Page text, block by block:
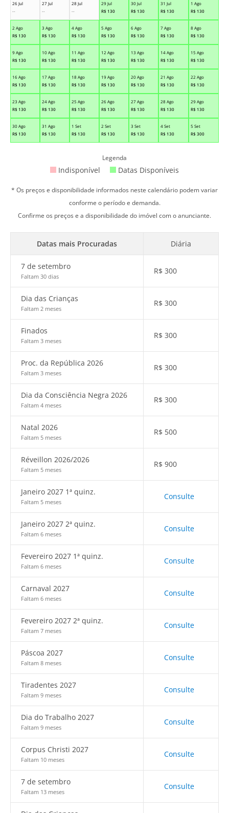
26 Jul
--
27 Jul
--
28 Jul
--
29 Jul
R$ 130
30 Jul
R$ 130
31 Jul
R$ 130
1 Ago
R$ 130
2 Ago
R$ 130
3 Ago
R$ 130
4 Ago
R$ 130
5 Ago
R$ 130
6 Ago
R$ 130
7 Ago
R$ 130
8 Ago
R$ 130
9 Ago
R$ 130
10 Ago
R$ 130
11 Ago
R$ 130
12 Ago
R$ 130
13 Ago
R$ 130
14 Ago
R$ 130
15 Ago
R$ 130
16 Ago
R$ 130
17 Ago
R$ 130
18 Ago
R$ 130
19 Ago
R$ 130
20 Ago
R$ 130
21 Ago
R$ 130
22 Ago
R$ 130
23 Ago
R$ 130
24 Ago
R$ 130
25 Ago
R$ 130
26 Ago
R$ 130
27 Ago
R$ 130
28 Ago
R$ 130
29 Ago
R$ 130
30 Ago
R$ 130
31 Ago
R$ 130
1 Set
R$ 130
2 Set
R$ 130
3 Set
R$ 130
4 Set
R$ 130
5 Set
R$ 300
Legenda
Indisponível Datas Disponíveis
* Os preços e disponibilidade informados neste calendário podem variar
conforme o período e demanda.
Confirme os preços e a disponibilidade do imóvel com o anunciante.
Datas mais Procuradas Diária
7 de setembro
Faltam 30 dias
R$ 300
Dia das Crianças
Faltam 2 meses
R$ 300
Finados
Faltam 3 meses
R$ 300
Proc. da República 2026
Faltam 3 meses
R$ 300
Dia da Consciência Negra 2026
Faltam 4 meses
R$ 300
Natal 2026
Faltam 5 meses
R$ 500
Réveillon 2026/2026
Faltam 5 meses
R$ 900
Janeiro 2027 1ª quinz.
Faltam 5 meses
Consulte
Janeiro 2027 2ª quinz.
Faltam 6 meses
Consulte
Fevereiro 2027 1ª quinz.
Faltam 6 meses
Consulte
Carnaval 2027
Faltam 6 meses
Consulte
Fevereiro 2027 2ª quinz.
Faltam 7 meses
Consulte
Páscoa 2027
Faltam 8 meses
Consulte
Tiradentes 2027
Faltam 9 meses
Consulte
Dia do Trabalho 2027
Faltam 9 meses
Consulte
Corpus Christi 2027
Faltam 10 meses
Consulte
7 de setembro
Faltam 13 meses
Consulte